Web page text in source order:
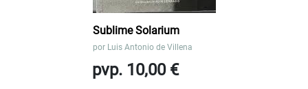
Sublime Solarium
por Luis Antonio de Villena
pvp. 10,00 €